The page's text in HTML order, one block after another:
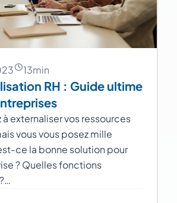
13min
RH : Guide ultime
à externaliser vos ressources
vous vous posez mille
ce la bonne solution pour
? Quelles fonctions